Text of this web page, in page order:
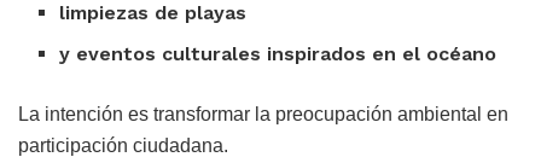
limpiezas de playas
y eventos culturales inspirados en el océano
La intención es transformar la preocupación ambiental en
participación ciudadana.